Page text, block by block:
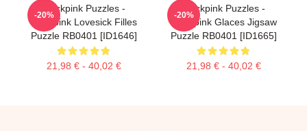
Blackpink Puzzles -
Blackpink Lovesick Filles
Puzzle RB0401 [ID1646]
21,98 € - 40,02 €
-20%
Blackpink Puzzles -
Blackpink Glaces Jigsaw
Puzzle RB0401 [ID1665]
21,98 € - 40,02 €
-20%